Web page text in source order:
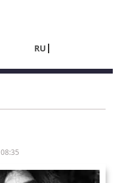
RU
08:35